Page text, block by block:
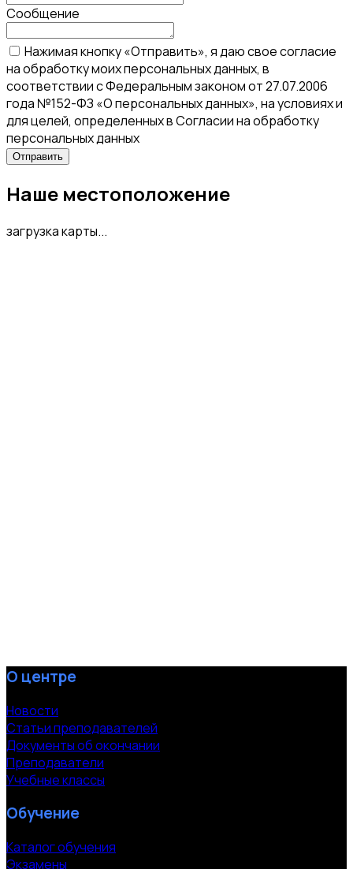
Сообщение
Нажимая кнопку «Отправить», я даю свое согласие
на обработку моих персональных данных, в
соответствии с Федеральным законом от 27.07.2006
года №152-ФЗ «О персональных данных», на условиях и
для целей, определенных в Согласии на обработку
персональных данных
Наше местоположение
загрузка карты...
О центре
Новости
Статьи преподавателей
Документы об окончании
Преподаватели
Учебные классы
Обучение
Каталог обучения
Экзамены